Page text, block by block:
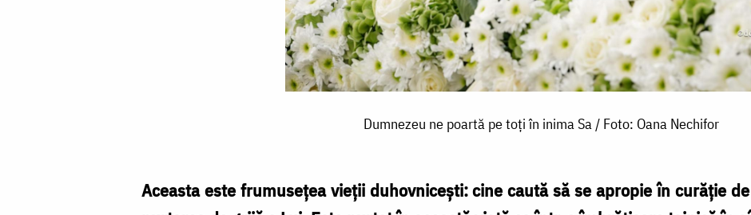
Dumnezeu ne poartă pe toți în inima Sa / Foto: Oana Nechifor
Aceasta este frumusețea vieții duhovnicești: cine caută să se apropie în curăție